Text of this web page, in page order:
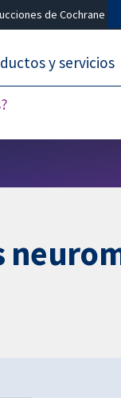
de Cochrane
y servicios